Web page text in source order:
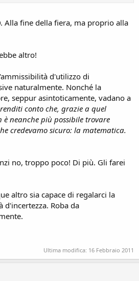
Alla fine della fiera, ma proprio alla
altro!
d'utilizzo di
naturalmente. Nonché la
seppur asintoticamente, vadano a
renditi conto che, grazie a quel
è neanche più possibile trovare
credevamo sicuro: la matematica.
no, troppo poco! Di più. Gli farei
altro sia capace di regalarci la
d'incertezza. Roba da
Ultima modifica: 16 Febbraio 2011